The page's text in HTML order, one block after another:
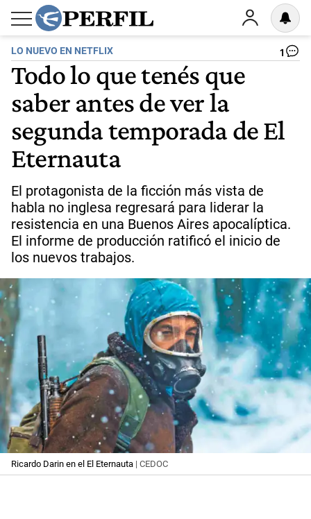
LO NUEVO EN NETFLIX 1
Todo lo que tenés que
saber antes de ver la
segunda temporada de El
Eternauta
El protagonista de la ficción más vista de
habla no inglesa regresará para liderar la
resistencia en una Buenos Aires apocalíptica.
El informe de producción ratificó el inicio de
los nuevos trabajos.
Ricardo Darin en el El Eternauta | CEDOC